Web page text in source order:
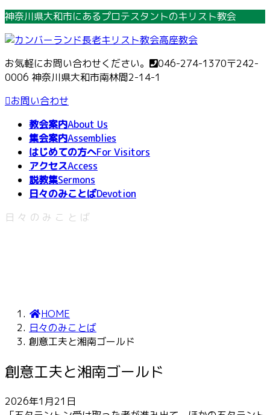
コ
テ
ン
ツ
へ
ス
ナ
ゲ
ー
シ
ョ
ン
神奈川県大和市にあるプロテスタントのキリスト教会
お気軽にお問い合わせください。 046-274-1370〒242-
0006 神奈川県大和市南林間2-14-1
お問い合わせ
教会案内About Us
集会案内Assemblies
はじめての方へFor Visitors
アクセスAccess
説教集Sermons
日々のみことばDevotion
日々のみことば
HOME
日々のみことば
創意工夫と湘南ゴールド
創意工夫と湘南ゴールド
2026年1月21日